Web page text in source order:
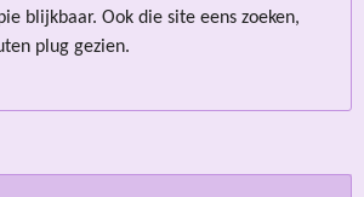
blijkbaar. Ook die site eens zoeken,
plug gezien.